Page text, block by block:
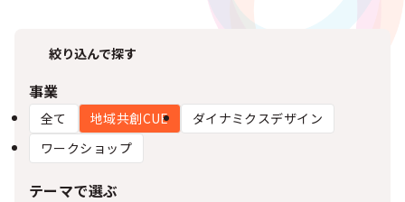
絞り込んで探す
事業
全て 地域共創CUE
ダイナミクスデザイン
ワークショップ
テーマで選ぶ